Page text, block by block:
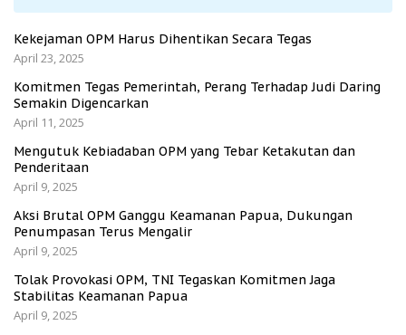
Kekejaman OPM Harus Dihentikan Secara Tegas
April 23, 2025
Komitmen Tegas Pemerintah, Perang Terhadap Judi Daring
Semakin Digencarkan
April 11, 2025
Mengutuk Kebiadaban OPM yang Tebar Ketakutan dan
Penderitaan
April 9, 2025
Aksi Brutal OPM Ganggu Keamanan Papua, Dukungan
Penumpasan Terus Mengalir
April 9, 2025
Tolak Provokasi OPM, TNI Tegaskan Komitmen Jaga
Stabilitas Keamanan Papua
April 9, 2025